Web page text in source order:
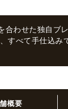
本木の
わせた独自ブレ
すべて手仕込み
概要